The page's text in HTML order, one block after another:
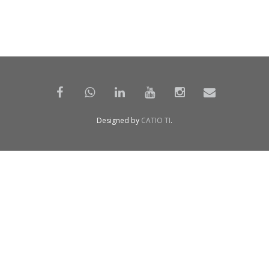
Designed by CATIO TI.